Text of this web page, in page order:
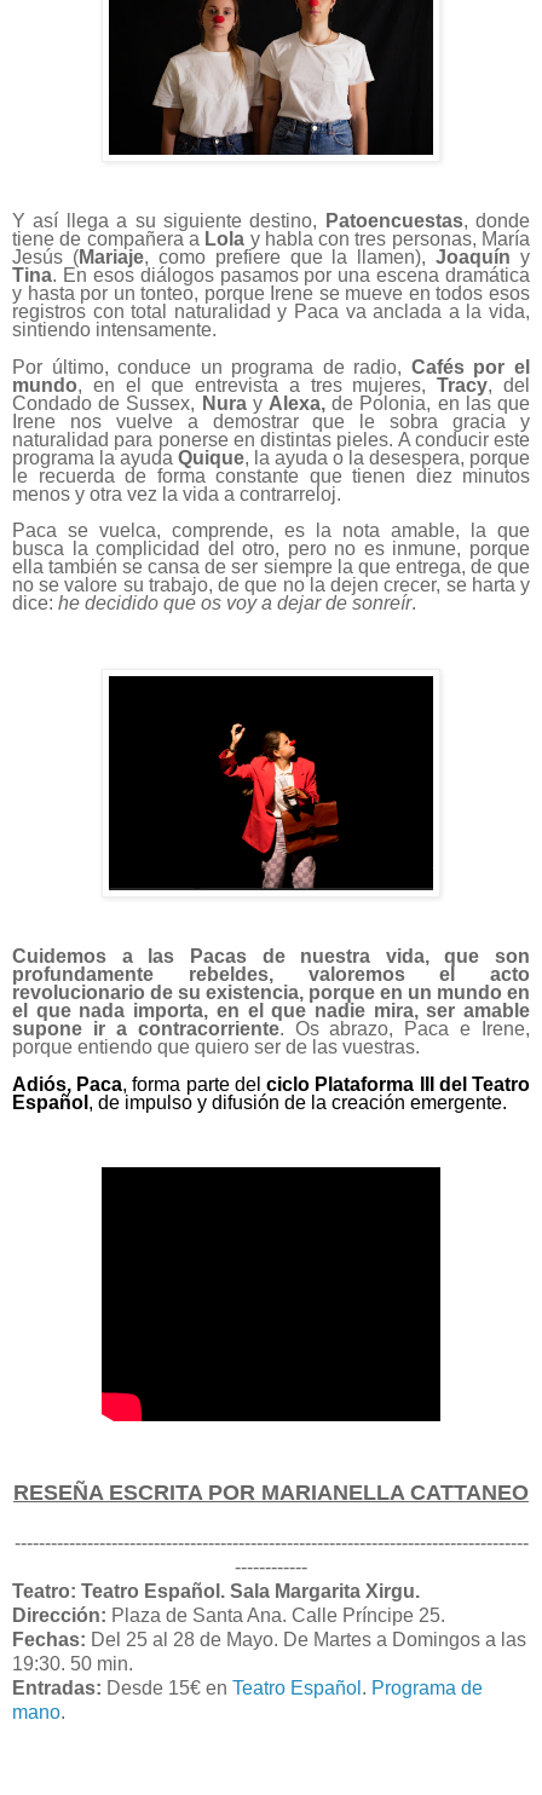
Y así llega a su siguiente destino, Patoencuestas, donde
tiene de compañera a Lola y habla con tres personas, María
Jesús (Mariaje, como prefiere que la llamen),Joaquín y
Tina. En esos diálogos pasamos por una escena dramática
y hasta por un tonteo, porque Irene se mueve en todos esos
registros con total naturalidad y Paca va anclada a la vida,
sintiendo intensamente.
Por último, conduce un programa de radio, Cafés por el
mundo, en el que entrevista a tres mujeres,Tracy, del
Condado de Sussex, Nuray Alexa,de Polonia, en las que
Irene nos vuelve a demostrar que le sobra gracia y
naturalidad para ponerse en distintas pieles. A conducir este
programa la ayuda Quique, la ayuda o la desespera, porque
le recuerda de forma constante que tienen diez minutos
menos y otra vez la vida a contrarreloj.
Paca se vuelca, comprende, es la nota amable, la que
busca la complicidad del otro, pero no es inmune, porque
ella también se cansa de ser siempre la que entrega, de que
no se valore su trabajo, de que no la dejen crecer, se harta y
dice: he decidido que os voy a dejar de sonreír.
Cuidemos a las Pacas de nuestra vida, que son
profundamente rebeldes, valoremos el acto
revolucionario de su existencia, porque en un mundo en
el que nada importa, en el que nadie mira, ser amable
supone ir a contracorriente. Os abrazo, Paca e Irene,
porque entiendo que quiero ser de las vuestras.
Adiós, Paca, forma parte delciclo Plataforma III del Teatro
Español , de impulso y difusión de la creación emergente.
RESEÑA ESCRITA POR MARIANELLA CATTANEO
-------------------------------------------------------------------------------------
------------
Teatro: Teatro Español. Sala Margarita Xirgu.
Dirección: Plaza de Santa Ana. Calle Príncipe 25.
Fechas: Del 25 al 28 de Mayo. De Martes a Domingos a las
19:30. 50 min.
Entradas: Desde 15€ en Teatro Español . Programa de
mano.